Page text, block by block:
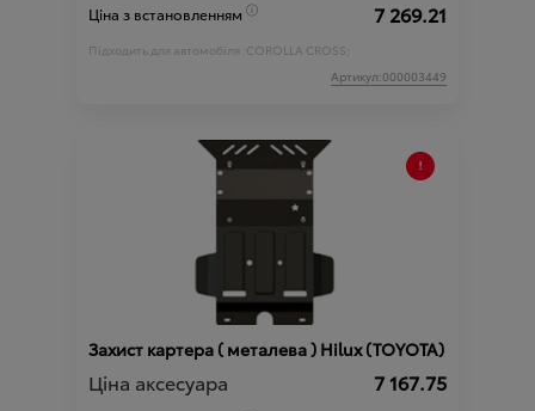
Ціна з встановленням 7 269.21
Підходить для автомобіля :COROLLA CROSS;
Артикул:000003449
Захист картера ( металева ) Hilux (TOYOTA)
Ціна аксесуара 7 167.75